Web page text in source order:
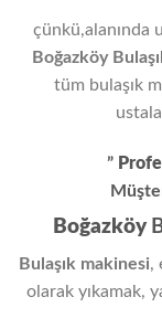
çünkü,alanında
Boğazköy
tüm bulaşık
”
Boğazköy
Bulaşık makinesi,
olarak yıkamak,